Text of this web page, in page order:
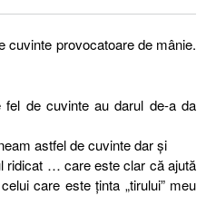
cuvinte provocatoare de mânie.
de cuvinte au darul de-a da
astfel de cuvinte dar și
ridicat … care este clar că ajută
care este ținta „tirului” meu